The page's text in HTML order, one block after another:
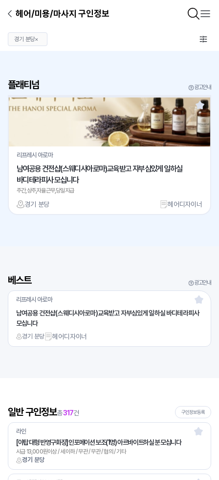
헤어/미용/마사지 구인정보
경기 분당×
플래티넘 광고안내
리프레시 아로마
남여공용 건전샵(스웨디시아로마)교육받고 자부심있게 일하실
바디테라피사 모십니다
주간,상주,자율근무,당일지급
경기 분당 헤어디자이너
베스트 광고안내
리프레시 아로마
남여공용 건전샵(스웨디시아로마)교육받고 자부심있게 일하실 바디테라피사
모십니다
경기 분당 헤어디자이너
일반 구인정보총317건 구인정보등록
경기 분당
라인
[야탑 대형 반영구화장] 인포메이션 보조(1명) 아르바이트하실 분 모십니다
시급 13,000원이상 / 세 이하 / 무관 / 무관 / 협의 / 기타